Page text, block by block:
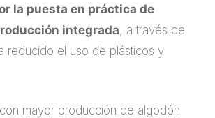
la puesta en práctica de
integrada, a través de
reducido el uso de plásticos y
mayor producción de algodón